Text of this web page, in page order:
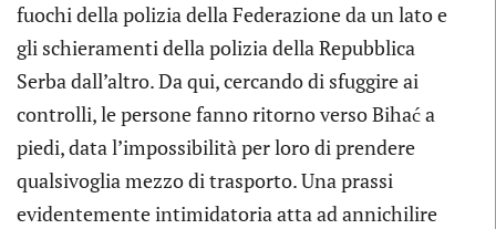
fuochi della polizia della Federazione da un lato e
gli schieramenti della polizia della Repubblica
Serba dall’altro. Da qui, cercando di sfuggire ai
controlli, le persone fanno ritorno verso Bihać a
piedi, data l’impossibilità per loro di prendere
qualsivoglia mezzo di trasporto. Una prassi
evidentemente intimidatoria atta ad annichilire